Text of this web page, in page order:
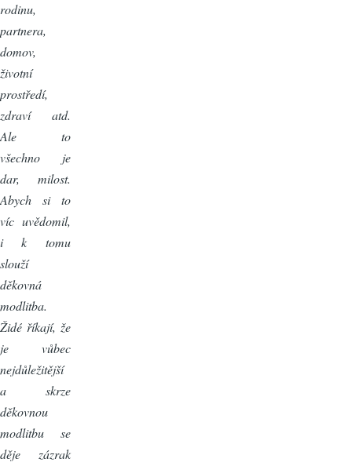
rodinu,
partnera,
domov,
životní
prostředí,
zdraví atd.
Ale to
všechno je
dar, milost.
Abych si to
víc uvědomil,
i k tomu
slouží
děkovná
modlitba.
Židé říkají, že
je vůbec
nejdůležitější
a skrze
děkovnou
modlitbu se
děje zázrak